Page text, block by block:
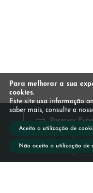
Para melhorar a sua
cookies.
Este site usa informação
saber mais, consulte a
Aceito a utilização de
Não aceito a utilização de
Reservar